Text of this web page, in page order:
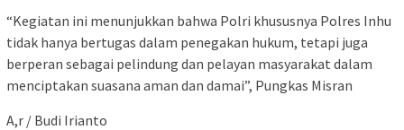
“Kegiatan ini menunjukkan bahwa Polri khususnya Polres Inhu
tidak hanya bertugas dalam penegakan hukum, tetapi juga
berperan sebagai pelindung dan pelayan masyarakat dalam
menciptakan suasana aman dan damai”, Pungkas Misran
A,r / Budi Irianto